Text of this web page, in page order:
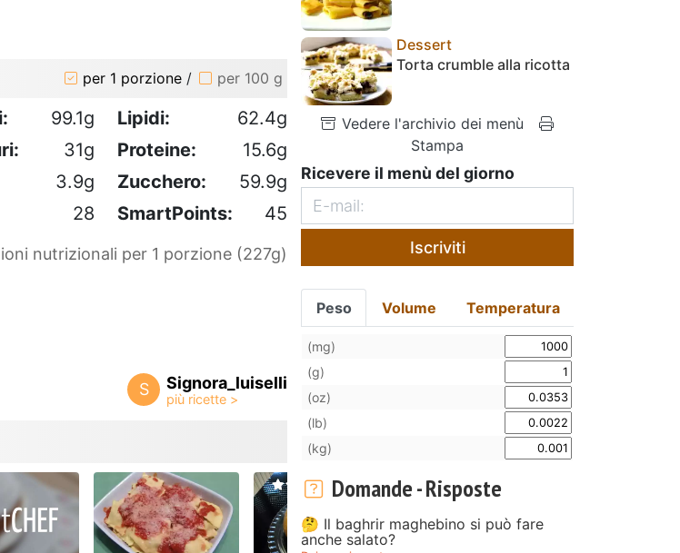
per 1 porzione / per 100 g
99.1g Lipidi:
62.4g
31g Proteine:
15.6g
3.9g Zucchero:
59.9g
28 SmartPoints: 45
nutrizionali per 1 porzione (227g)
S Signora_luiselli
Dessert
Torta crumble alla ricotta
Vedere l'archivio dei menù
Stampa
Ricevere il menù del giorno
Iscriviti
Peso Volume Temperatura
(mg)
(g)
(oz)
(lb)
(kg)
Domande - Risposte
🤔 Il baghrir maghebino si può fare
anche salato?